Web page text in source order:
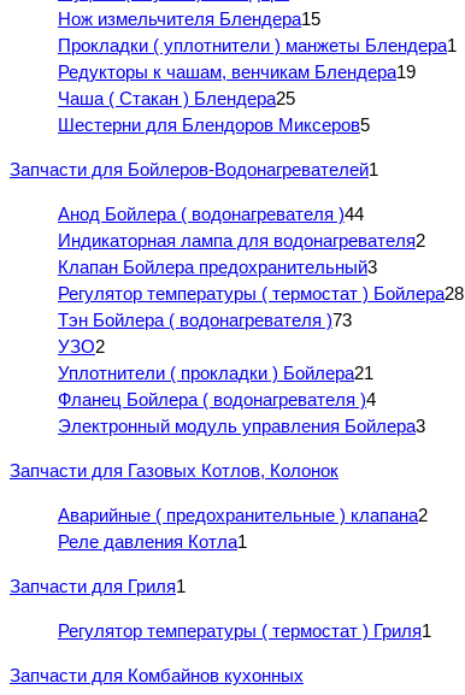
Нож измельчителя Блендера15
Прокладки ( уплотнители ) манжеты Блендера1
Редукторы к чашам, венчикам Блендера19
Чаша ( Стакан ) Блендера25
Шестерни для Блендоров Миксеров5
Запчасти для Бойлеров-Водонагревателей1
Анод Бойлера ( водонагревателя )44
Индикаторная лампа для водонагревателя2
Клапан Бойлера предохранительный3
Регулятор температуры ( термостат ) Бойлера28
Тэн Бойлера ( водонагревателя )73
УЗО2
Уплотнители ( прокладки ) Бойлера21
Фланец Бойлера ( водонагревателя )4
Электронный модуль управления Бойлера3
Запчасти для Газовых Котлов, Колонок
Аварийные ( предохранительные ) клапана2
Реле давления Котла1
Запчасти для Гриля1
Регулятор температуры ( термостат ) Гриля1
Запчасти для Комбайнов кухонных